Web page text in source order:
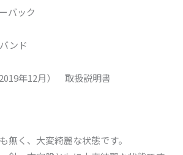
バック
ンド
年12月） 取扱説明書
無く、大変綺麗な状態です。